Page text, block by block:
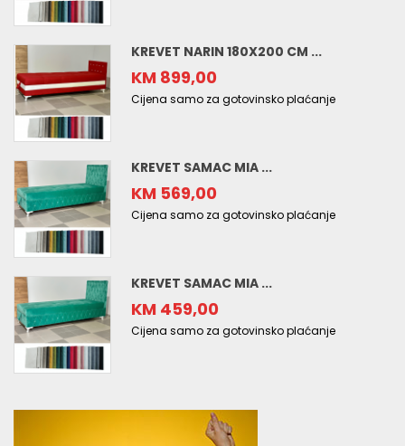
KREVET NARIN 180X200 CM ...
KM 899,00
Cijena samo za gotovinsko plaćanje
KREVET SAMAC MIA ...
KM 569,00
Cijena samo za gotovinsko plaćanje
KREVET SAMAC MIA ...
KM 459,00
Cijena samo za gotovinsko plaćanje